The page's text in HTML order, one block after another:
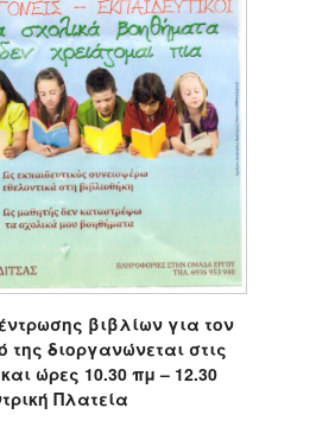
βιβλίων για τον
της διοργανώνεται στις
ώρες 10.30 πμ – 12.30
Πλατεία